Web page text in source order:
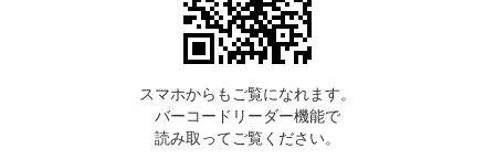
スマホからもご覧になれます。
バーコードリーダー機能で
読み取ってご覧ください。